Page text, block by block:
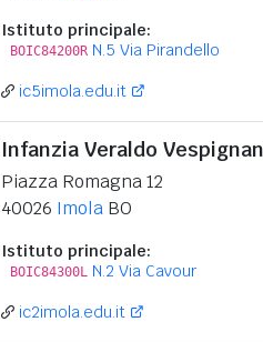
Istituto principale:
BOIC84200R N.5 Via Pirandello
ic5imola.edu.it
Infanzia Veraldo
Piazza Romagna 12
40026 Imola BO
Istituto principale:
BOIC84300L N.2 Via Cavour
ic2imola.edu.it